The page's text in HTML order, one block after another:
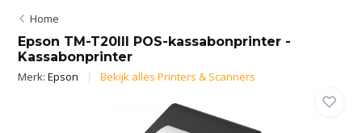
Home
Epson TM-T20III POS-kassabonprinter -
Kassabonprinter
Merk:Epson Bekijk alles Printers & Scanners